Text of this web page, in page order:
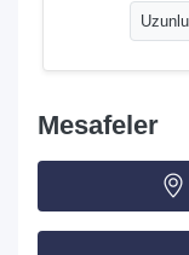
Mesafeler